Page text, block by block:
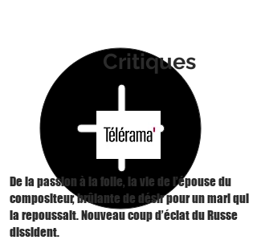
Critiques
De la passion à la folie, la vie de l’épouse du
compositeur, brûlante de désir pour un mari qui
la repoussait. Nouveau coup d’éclat du Russe
dissident.